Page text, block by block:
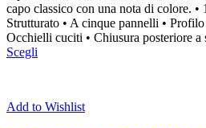
capo classico con una nota di colore.
Strutturato • A cinque pannelli •
Occhielli cuciti • Chiusura posteriore a
Scegli
Add to Wishlist